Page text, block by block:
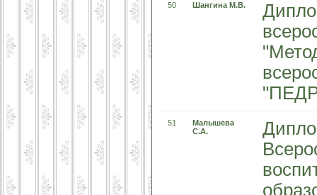
50 Шангина М.В.
51
Малышева
С.А.